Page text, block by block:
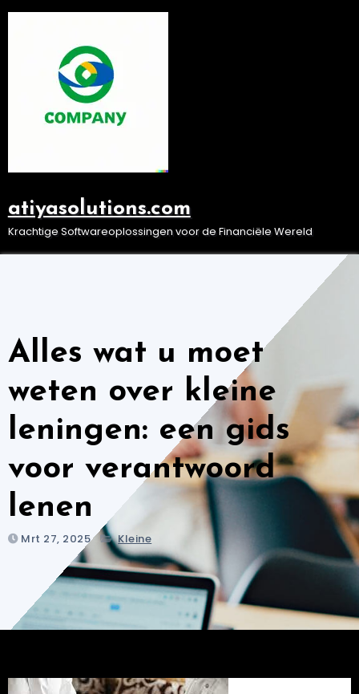
Ga
atiyasolutions.com
Krachtige Softwareoplossingen voor de Financiële Wereld
Alles wat u moet
weten over kleine
leningen: een gids
voor verantwoord
lenen
Mrt 27, 2025 Kleine